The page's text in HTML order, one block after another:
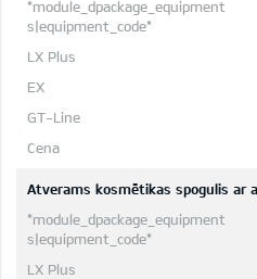
Atverams kosmētikas spogulis ar